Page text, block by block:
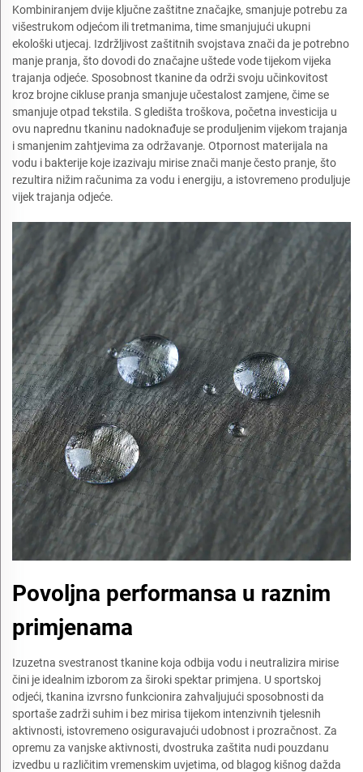
Kombiniranjem dvije ključne zaštitne značajke, smanjuje potrebu za
višestrukom odjećom ili tretmanima, time smanjujući ukupni
ekološki utjecaj. Izdržljivost zaštitnih svojstava znači da je potrebno
manje pranja, što dovodi do značajne uštede vode tijekom vijeka
trajanja odjeće. Sposobnost tkanine da održi svoju učinkovitost
kroz brojne cikluse pranja smanjuje učestalost zamjene, čime se
smanjuje otpad tekstila. S gledišta troškova, početna investicija u
ovu naprednu tkaninu nadoknađuje se produljenim vijekom trajanja
i smanjenim zahtjevima za održavanje. Otpornost materijala na
vodu i bakterije koje izazivaju mirise znači manje često pranje, što
rezultira nižim računima za vodu i energiju, a istovremeno produljuje
vijek trajanja odjeće.
Povoljna performansa u raznim
primjenama
Izuzetna svestranost tkanine koja odbija vodu i neutralizira mirise
čini je idealnim izborom za široki spektar primjena. U sportskoj
odjeći, tkanina izvrsno funkcionira zahvaljujući sposobnosti da
sportaše zadrži suhim i bez mirisa tijekom intenzivnih tjelesnih
aktivnosti, istovremeno osiguravajući udobnost i prozračnost. Za
opremu za vanjske aktivnosti, dvostruka zaštita nudi pouzdanu
izvedbu u različitim vremenskim uvjetima, od blagog kišnog dažda